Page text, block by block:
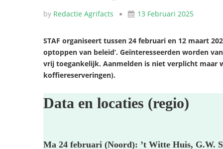
by Redactie Agrifacts 13 Februari 2025
STAF organiseert tussen 24 februari en 12 maart
optoppen van beleid’. Geïnteresseerden worden
vrij toegankelijk. Aanmelden is niet verplicht maar
koffiereserveringen).
Data en locaties (regio)
Ma 24 februari (Noord): ’t Witte Huis, G.W.